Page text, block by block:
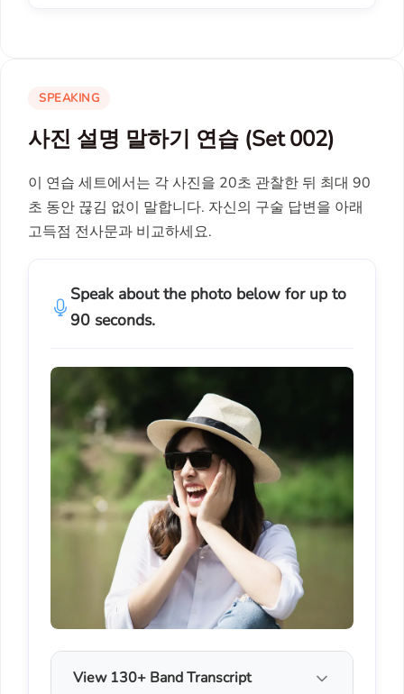
SPEAKING
사진 설명 말하기 연습 (Set 002)
이 연습 세트에서는 각 사진을 20초 관찰한 뒤 최대 90
초 동안 끊김 없이 말합니다. 자신의 구술 답변을 아래
고득점 전사문과 비교하세요.
Speak about the photo below for up to
90 seconds.
View 130+ Band Transcript